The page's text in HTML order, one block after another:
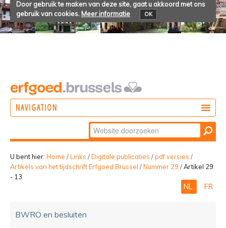
Door gebruik te maken van deze site, gaat u akkoord met ons
gebruik van cookies. Meer informatie OK
NAVIGATION
BELEVEN
Zoek
Geavanceerd
zoeken...
U bent hier: Home /Links /Digitale publicaties /pdf versies /
Artikels van het tijdschrift Erfgoed Brussel /Nummer 29 /Artikel 29
- 13
NL FR
BWRO en besluiten